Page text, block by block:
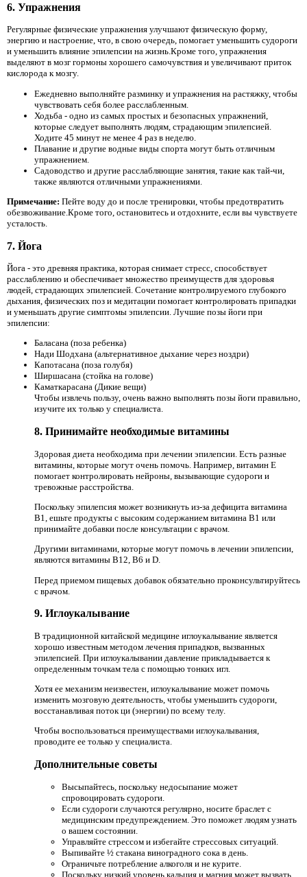
6. Упражнения
Регулярные физические упражнения улучшают физическую форму,
энергию и настроение, что, в свою очередь, помогает уменьшить судороги
и уменьшить влияние эпилепсии на жизнь.Кроме того, упражнения
выделяют в мозг гормоны хорошего самочувствия и увеличивают приток
кислорода к мозгу.
Ежедневно выполняйте разминку и упражнения на растяжку, чтобы
чувствовать себя более расслабленным.
Ходьба - одно из самых простых и безопасных упражнений,
которые следует выполнять людям, страдающим эпилепсией.
Ходите 45 минут не менее 4 раз в неделю.
Плавание и другие водные виды спорта могут быть отличным
упражнением.
Садоводство и другие расслабляющие занятия, такие как тай-чи,
также являются отличными упражнениями.
Примечание: Пейте воду до и после тренировки, чтобы предотвратить
обезвоживание.Кроме того, остановитесь и отдохните, если вы чувствуете
усталость.
7. Йога
Йога - это древняя практика, которая снимает стресс, способствует
расслаблению и обеспечивает множество преимуществ для здоровья
людей, страдающих эпилепсией. Сочетание контролируемого глубокого
дыхания, физических поз и медитации помогает контролировать припадки
и уменьшать другие симптомы эпилепсии. Лучшие позы йоги при
эпилепсии:
Баласана (поза ребенка)
Нади Шодхана (альтернативное дыхание через ноздри)
Капотасана (поза голубя)
Ширшасана (стойка на голове)
Каматкарасана (Дикие вещи)
Чтобы извлечь пользу, очень важно выполнять позы йоги правильно,
изучите их только у специалиста.
8. Принимайте необходимые витамины
Здоровая диета необходима при лечении эпилепсии. Есть разные
витамины, которые могут очень помочь. Например, витамин Е
помогает контролировать нейроны, вызывающие судороги и
тревожные расстройства.
Поскольку эпилепсия может возникнуть из-за дефицита витамина
B1, ешьте продукты с высоким содержанием витамина B1 или
принимайте добавки после консультации с врачом.
Другими витаминами, которые могут помочь в лечении эпилепсии,
являются витамины B12, B6 и D.
Перед приемом пищевых добавок обязательно проконсультируйтесь
с врачом.
9. Иглоукалывание
В традиционной китайской медицине иглоукалывание является
хорошо известным методом лечения припадков, вызванных
эпилепсией. При иглоукалывании давление прикладывается к
определенным точкам тела с помощью тонких игл.
Хотя ее механизм неизвестен, иглоукалывание может помочь
изменить мозговую деятельность, чтобы уменьшить судороги,
восстанавливая поток ци (энергии) по всему телу.
Чтобы воспользоваться преимуществами иглоукалывания,
проводите ее только у специалиста.
Дополнительные советы
Высыпайтесь, поскольку недосыпание может
спровоцировать судороги.
Если судороги случаются регулярно, носите браслет с
медицинским предупреждением. Это поможет людям узнать
о вашем состоянии.
Управляйте стрессом и избегайте стрессовых ситуаций.
Выпивайте ½ стакана виноградного сока в день.
Ограничьте потребление алкоголя и не курите.
Поскольку низкий уровень кальция и магния может вызвать